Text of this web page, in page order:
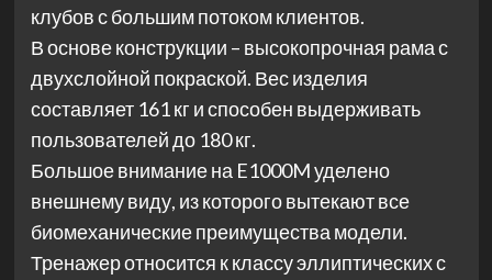
клубов с большим потоком клиентов.
В основе конструкции – высокопрочная рама с
двухслойной покраской. Вес изделия
составляет 161 кг и способен выдерживать
пользователей до 180 кг.
Большое внимание на E1000M уделено
внешнему виду, из которого вытекают все
биомеханические преимущества модели.
Тренажер относится к классу эллиптических с